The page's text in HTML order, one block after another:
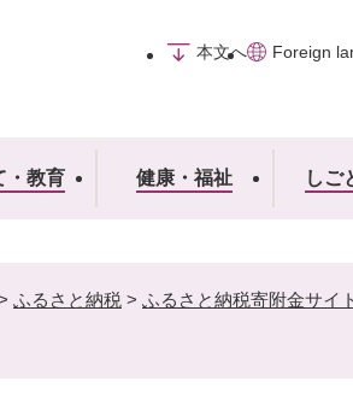
本文へ
Foreign
・教育 健康・福祉 しご
ふるさと納税 > ふるさと納税寄附金サイ